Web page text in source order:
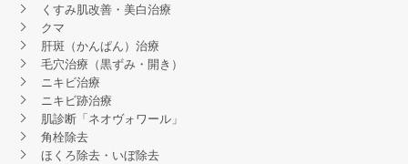
くすみ肌改善・美白治療
クマ
肝斑（かんぱん）治療
毛穴治療（黒ずみ・開き）
ニキビ治療
ニキビ跡治療
肌診断「ネオヴォワール」
角栓除去
ほくろ除去・いぼ除去